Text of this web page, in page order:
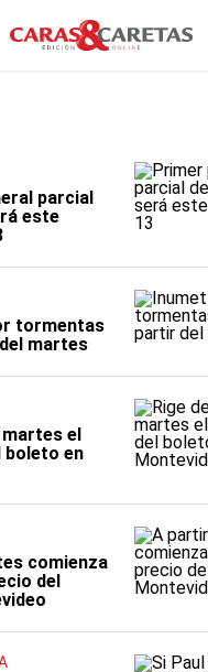
parcial
este
tormentas
martes
martes el
boleto en
comienza
del